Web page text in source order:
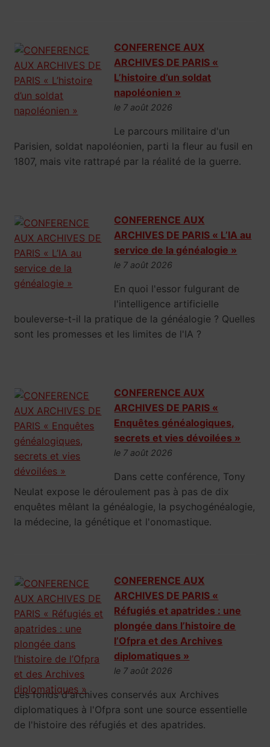
CONFERENCE AUX
ARCHIVES DE PARIS «
L’histoire d’un soldat
napoléonien »
le 7 août 2026
Le parcours militaire d'un
Parisien, soldat napoléonien, parti la fleur au fusil en
1807, mais vite rattrapé par la réalité de la guerre.
CONFERENCE AUX
ARCHIVES DE PARIS « L’IA au
service de la généalogie »
le 7 août 2026
En quoi l'essor fulgurant de
l'intelligence artificielle
bouleverse-t-il la pratique de la généalogie ? Quelles
sont les promesses et les limites de l'IA ?
CONFERENCE AUX
ARCHIVES DE PARIS «
Enquêtes généalogiques,
secrets et vies dévoilées »
le 7 août 2026
Dans cette conférence, Tony
Neulat expose le déroulement pas à pas de dix
enquêtes mêlant la généalogie, la psychogénéalogie,
la médecine, la génétique et l'onomastique.
CONFERENCE AUX
ARCHIVES DE PARIS «
Réfugiés et apatrides : une
plongée dans l’histoire de
l’Ofpra et des Archives
diplomatiques »
le 7 août 2026
Les fonds d'archives conservés aux Archives
diplomatiques à l'Ofpra sont une source essentielle
de l'histoire des réfugiés et des apatrides.